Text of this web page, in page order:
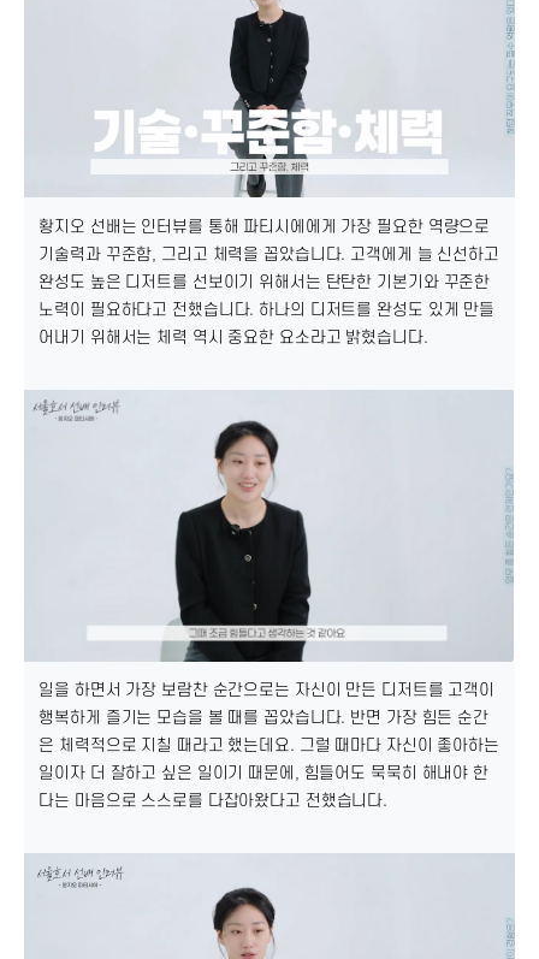
황지오 선배는 인터뷰를 통해 파티시에에게 가장 필요한 역량으로
기술력과 꾸준함, 그리고 체력을 꼽았습니다. 고객에게 늘 신선하고
완성도 높은 디저트를 선보이기 위해서는 탄탄한 기본기와 꾸준한
노력이 필요하다고 전했습니다. 하나의 디저트를 완성도 있게 만들
어내기 위해서는 체력 역시 중요한 요소라고 밝혔습니다.
일을 하면서 가장 보람찬 순간으로는 자신이 만든 디저트를 고객이
행복하게 즐기는 모습을 볼 때를 꼽았습니다. 반면 가장 힘든 순간
은 체력적으로 지칠 때라고 했는데요. 그럴 때마다 자신이 좋아하는
일이자 더 잘하고 싶은 일이기 때문에, 힘들어도 묵묵히 해내야 한
다는 마음으로 스스로를 다잡아왔다고 전했습니다.